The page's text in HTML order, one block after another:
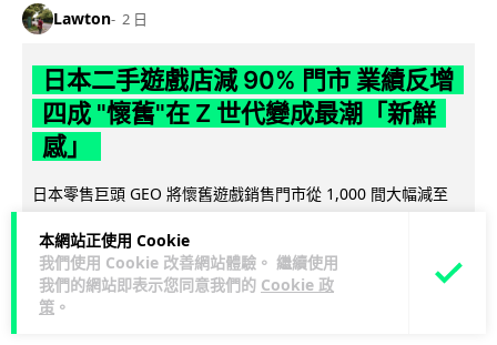
本網站正使用 Cookie
我們使用 Cookie 改善網站體驗。 繼續使用
我們的網站即表示您同意我們的 Cookie 政
策 。
Lawton 2 日
日本二手遊戲店減 90% 門市 業績反增
四成 "懷舊"在 Z 世代變成最潮「新鮮
感」
日本零售巨頭 GEO 將懷舊遊戲銷售門市從 1,000 間大幅減至
99 間，但銷售額卻不降反升至過往的 1.4 倍。做到「減店增
收」奇蹟，...
閱讀全文
262 20 ↗ 分享